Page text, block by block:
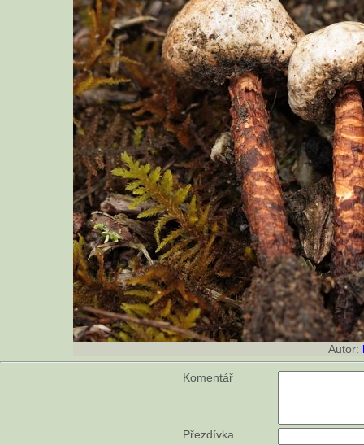
Autor:
Komentář
Přezdívka